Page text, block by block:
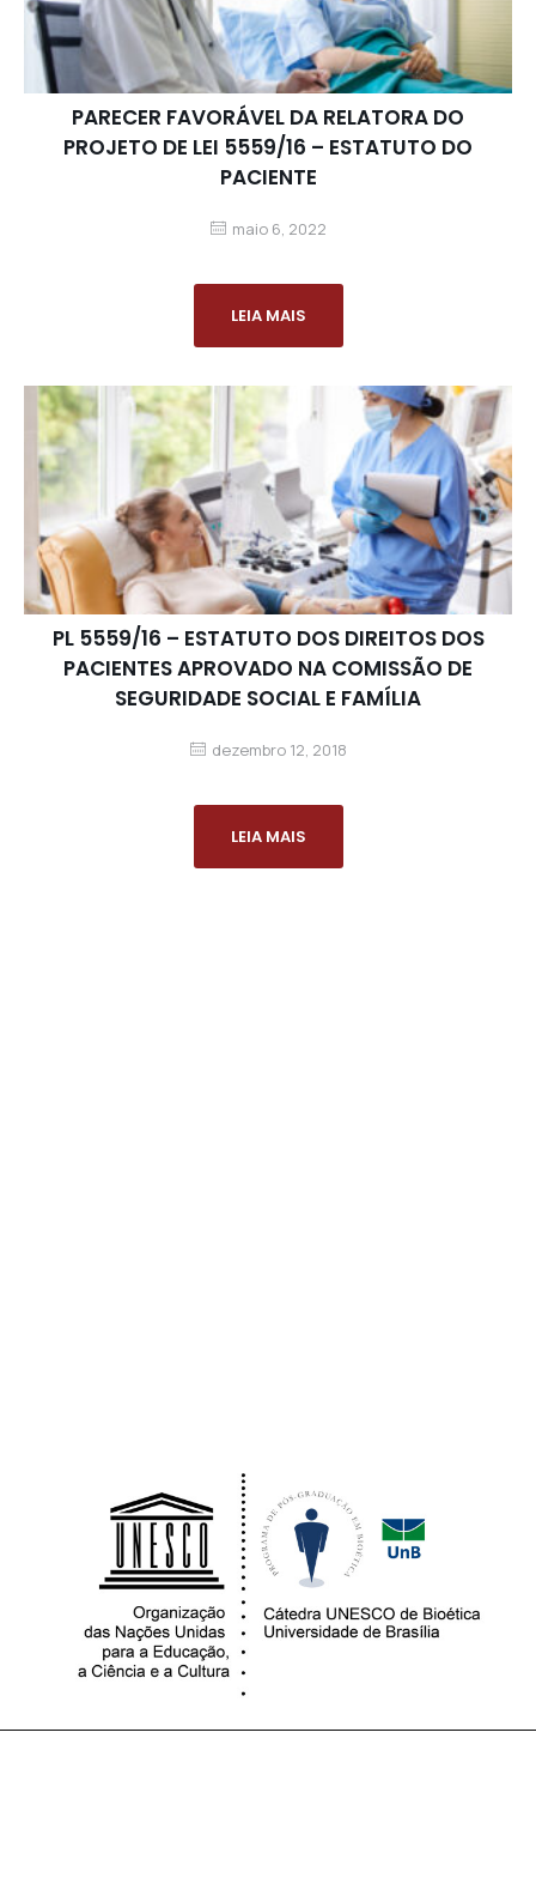
PARECER FAVORÁVEL DA RELATORA DO
PROJETO DE LEI 5559/16 – ESTATUTO DO
PACIENTE
maio 6, 2022
LEIA MAIS
PL 5559/16 – ESTATUTO DOS DIREITOS DOS
PACIENTES APROVADO NA COMISSÃO DE
SEGURIDADE SOCIAL E FAMÍLIA
dezembro 12, 2018
LEIA MAIS